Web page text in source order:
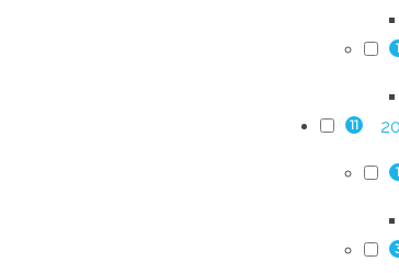
1
11
1